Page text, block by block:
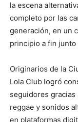
la escena
completo por las
generación, en un
principio a fin junto
Originarios de la
Lola Club logró
seguidores
reggae y sonidos
en plataformas